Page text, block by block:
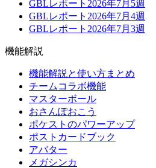
GBLレポート2026年7月5週
GBLレポート2026年7月4週
GBLレポート2026年7月3週
機能解説
機能解説と使い方まとめ
チームコラボ機能
マスターボール
おさんぽおこう
ポケストのパワーアップ
ポストカードブック
アバター
メガシンカ